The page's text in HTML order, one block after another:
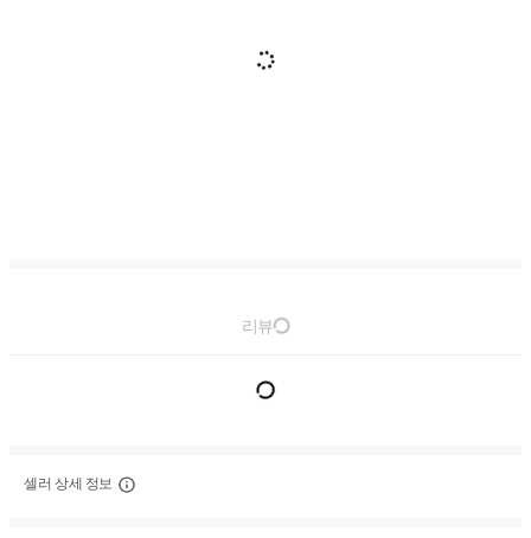
리뷰
셀러 상세 정보